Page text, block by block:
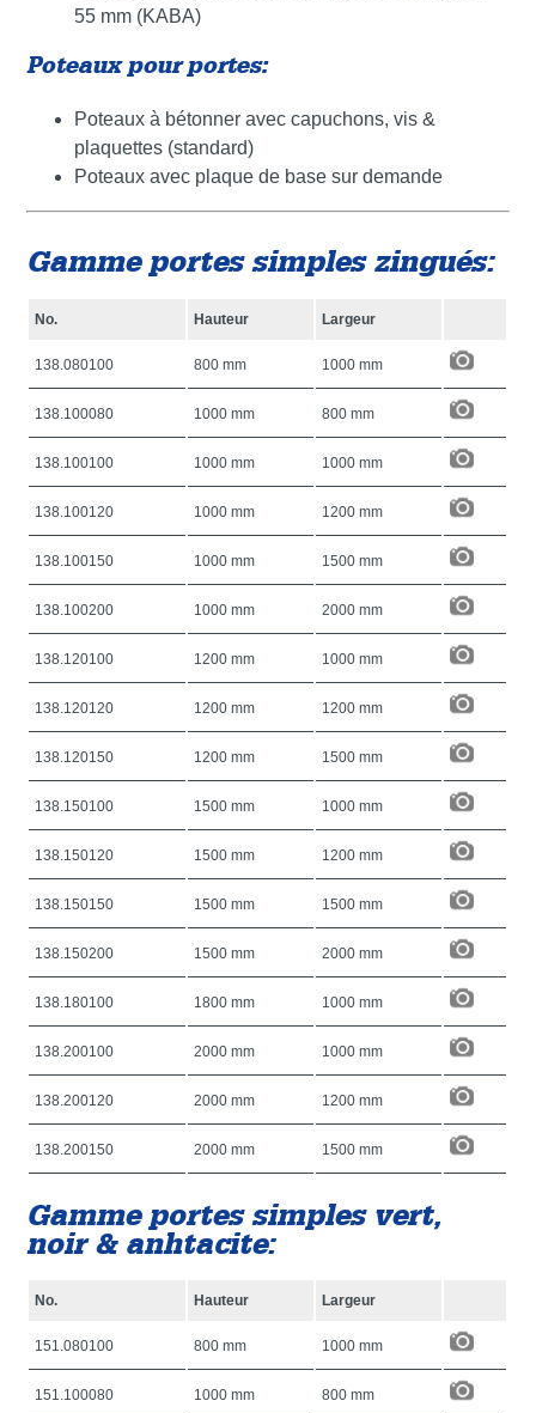
55 mm (KABA)
Poteaux pour portes:
Poteaux à bétonner avec capuchons, vis &
plaquettes (standard)
Poteaux avec plaque de base sur demande
Gamme portes simples zingués:
No. Hauteur Largeur
138.080100 800 mm 1000 mm
138.100080 1000 mm 800 mm
138.100100 1000 mm 1000 mm
138.100120 1000 mm 1200 mm
138.100150 1000 mm 1500 mm
138.100200 1000 mm 2000 mm
138.120100 1200 mm 1000 mm
138.120120 1200 mm 1200 mm
138.120150 1200 mm 1500 mm
138.150100 1500 mm 1000 mm
138.150120 1500 mm 1200 mm
138.150150 1500 mm 1500 mm
138.150200 1500 mm 2000 mm
138.180100 1800 mm 1000 mm
138.200100 2000 mm 1000 mm
138.200120 2000 mm 1200 mm
138.200150 2000 mm 1500 mm
Gamme portes simples vert,
noir & anhtacite:
No. Hauteur Largeur
151.080100 800 mm 1000 mm
151.100080 1000 mm 800 mm